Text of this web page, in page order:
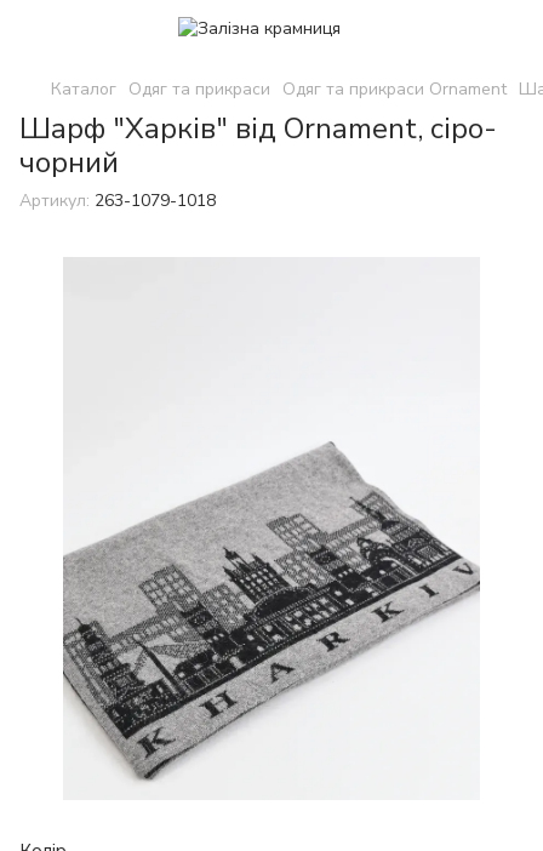
Каталог Одяг та прикраси Одяг та прикраси Ornament
Шарф "Харків" від Ornament, сіро-
чорний
Артикул: 263-1079-1018